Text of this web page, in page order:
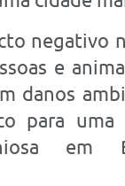
negativo
e
danos
para uma
em